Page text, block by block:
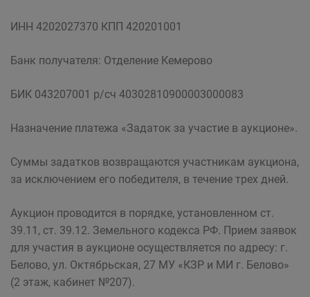
ИНН 4202027370 КПП 420201001
Банк получателя: Отделение Кемерово
БИК 043207001 р/сч 40302810900003000083
Назначение платежа «Задаток за участие в аукционе».
Суммы задатков возвращаются участникам аукциона,
за исключением его победителя, в течение трех дней.
Аукцион проводится в порядке, установленном ст.
39.11, ст. 39.12. Земельного кодекса РФ. Прием заявок
для участия в аукционе осуществляется по адресу: г.
Белово, ул. Октябрьская, 27 МУ «КЗР и МИ г. Белово»
(2 этаж, кабинет №207).